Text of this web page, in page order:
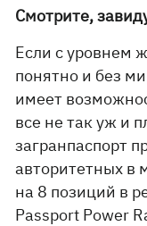
Смотрите,
Если с уровнем
понятно и без
имеет
все не так уж и
загранпаспорт
авторитетных в
на 8 позиций в
Passport Power